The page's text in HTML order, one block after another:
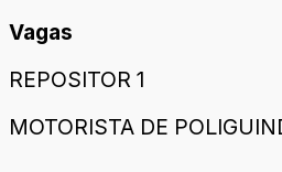
Vagas
REPOSITOR 1
MOTORISTA DE